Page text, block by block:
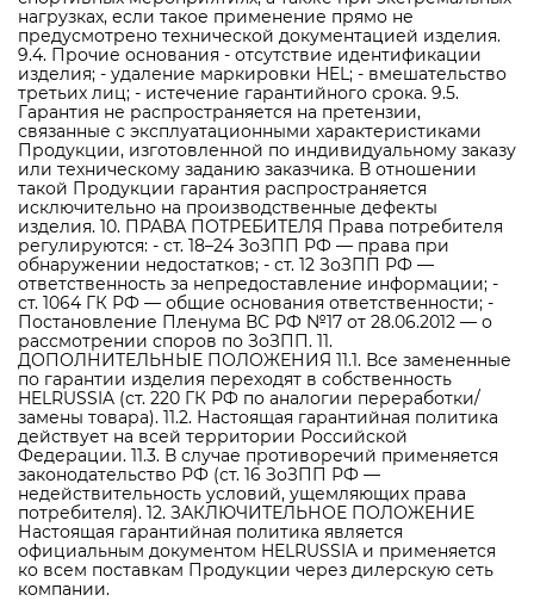
нагрузках, если такое применение прямо не
предусмотрено технической документацией изделия.
9.4. Прочие основания - отсутствие идентификации
изделия; - удаление маркировки HEL; - вмешательство
третьих лиц; - истечение гарантийного срока. 9.5.
Гарантия не распространяется на претензии,
связанные с эксплуатационными характеристиками
Продукции, изготовленной по индивидуальному заказу
или техническому заданию заказчика. В отношении
такой Продукции гарантия распространяется
исключительно на производственные дефекты
изделия. 10. ПРАВА ПОТРЕБИТЕЛЯ Права потребителя
регулируются: - ст. 18–24 ЗоЗПП РФ — права при
обнаружении недостатков; - ст. 12 ЗоЗПП РФ —
ответственность за непредоставление информации; -
ст. 1064 ГК РФ — общие основания ответственности; -
Постановление Пленума ВС РФ №17 от 28.06.2012 — о
рассмотрении споров по ЗоЗПП. 11.
ДОПОЛНИТЕЛЬНЫЕ ПОЛОЖЕНИЯ 11.1. Все замененные
по гарантии изделия переходят в собственность
HELRUSSIA (ст. 220 ГК РФ по аналогии переработки/
замены товара). 11.2. Настоящая гарантийная политика
действует на всей территории Российской
Федерации. 11.3. В случае противоречий применяется
законодательство РФ (ст. 16 ЗоЗПП РФ —
недействительность условий, ущемляющих права
потребителя). 12. ЗАКЛЮЧИТЕЛЬНОЕ ПОЛОЖЕНИЕ
Настоящая гарантийная политика является
официальным документом HELRUSSIA и применяется
ко всем поставкам Продукции через дилерскую сеть
компании.